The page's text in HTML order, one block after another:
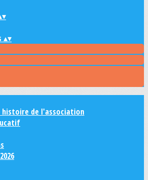
▾
▴▾
de l'association